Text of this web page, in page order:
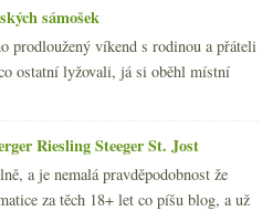
sámošek
prodloužený víkend s rodinou a přáteli
ostatní lyžovali, já si oběhl místní
Riesling Steeger St. Jost
a je nemalá pravděpodobnost že
za těch 18+ let co píšu blog, a už